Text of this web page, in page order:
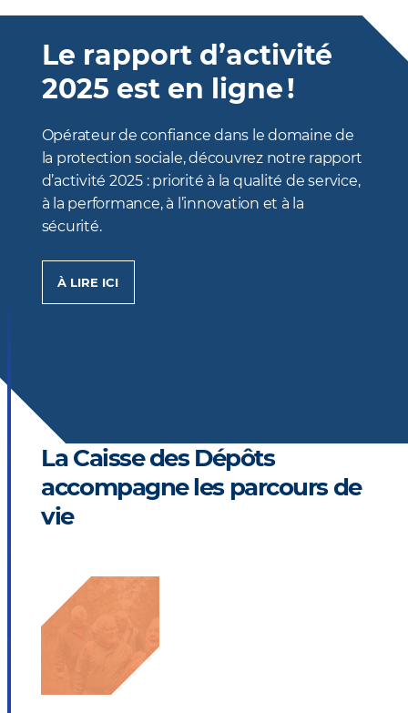
Le rapport d’activité
2025 est en ligne !
Opérateur de confiance dans le domaine de
la protection sociale, découvrez notre rapport
d’activité 2025 : priorité à la qualité de service,
à la performance, à l’innovation et à la
sécurité.
À LIRE ICI
La Caisse des Dépôts
accompagne les parcours de
vie